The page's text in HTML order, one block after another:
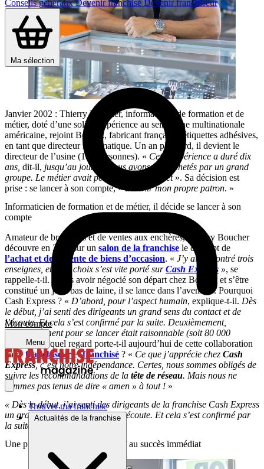
Conseils générauxDevenir franchiséDevenir franchiseur
Ma sélection
Mon compte
Menu
Trouver ma franchise
Actualités de la franchise
Janvier 2002 : Thierry Boucher, informaticien de formation et de
métier, doté d’une solide expérience au sein d’une multinationale
américaine, rejoint Bopack, fabricant français d’étiquettes adhésives,
en tant que directeur informatique. Un an plus tard, il devient le
directeur de l’usine (180 personnes). « Cette expérience a duré dix
ans, dit-il, jusqu’au jour où nous avons été rachetés par un grand
groupe. Le métier avait perdu tout son intérêt». Sa décision est
prise : se lancer à son compte, «devenir mon propre patron. »
Informaticien de formation et de métier, il décide se lancer à son
compte
Amateur de brocantes et de ventes aux enchères, Thierry Boucher
découvre en 2011 sur un salon de la franchise le concept de
l’achat et de la vente de biens d’occasion. « J’y ai rencontré trois
enseignes, et mon choix s’est vite porté surCash Express », se
rappelle-t-il. Après avoir négocié son départ chez Bopack et s’être
constitué un jolie bas de laine, il se lance dans l’aventure. Pourquoi
Cash Express ? « D’abord, pour l’aspect humain, explique-t-il. Dès
le début, j’ai senti des dirigeants un grand sens du contact et de
l’écoute. Et cela s’est confirmé par la suite. Deuxièmement,
l’investissement pour se lancer était raisonnable (soit 80 000
euros).» Et quel regard porte-t-il aujourd’hui de cette collaboration
entre franchiseur etfranchisé ? « Ce que j’apprécie chez Cash
Express, c’est notre indépendance. Certes, nous sommes obligés de
suivre les recommandations de la tête de réseau. Mais nous ne
sommes pas tenus de dire « amen » à tout ! »
« Dès le début, j’ai senti des dirigeants de la franchise Cash Express
un grand sens du contact et de l’écoute. Et cela s’est confirmé par
la suite. »
Une première ouverture à Elbeuf au succès immédiat